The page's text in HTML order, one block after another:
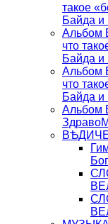
такое
Байда
Альбом
что
Байда
Альбом
что
Байда
Альбом